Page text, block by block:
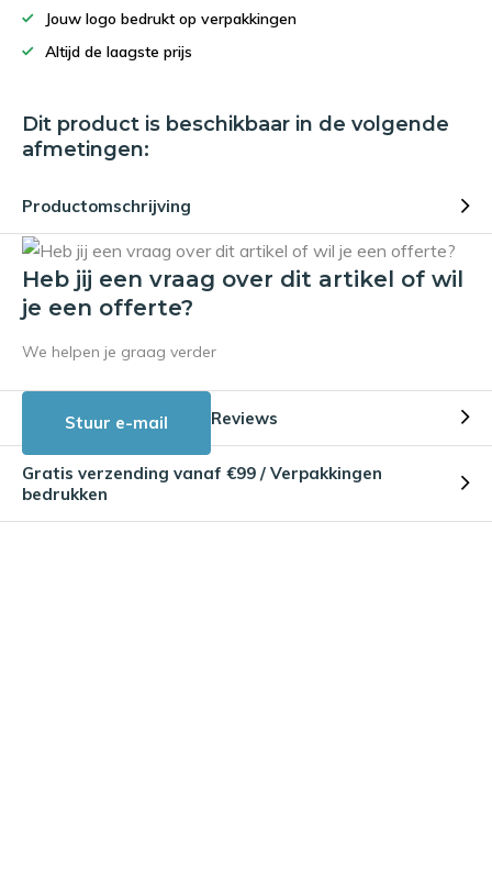
Jouw logo bedrukt op verpakkingen
Altijd de laagste prijs
Dit product is beschikbaar in de volgende
afmetingen:
Productomschrijving
Heb jij een vraag over dit artikel of wil
je een offerte?
We helpen je graag verder
Stuur e-mail Reviews
Gratis verzending vanaf €99 / Verpakkingen
bedrukken